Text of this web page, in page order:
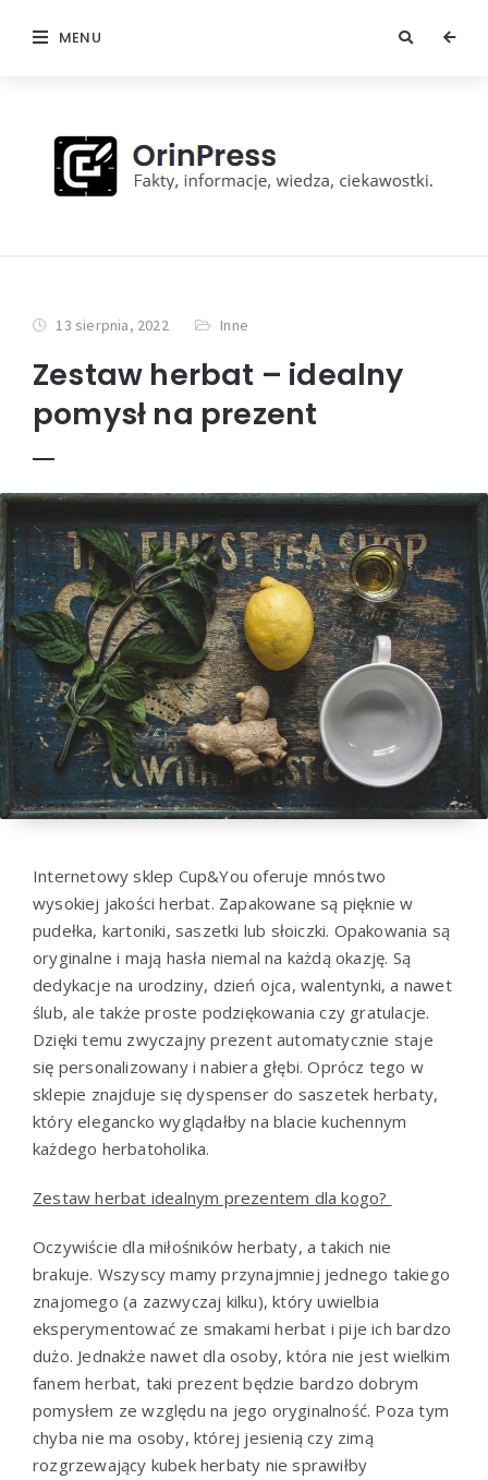
MENU
13 sierpnia, 2022 Inne
Zestaw herbat – idealny
pomysł na prezent
Internetowy sklep Cup&You oferuje mnóstwo
wysokiej jakości herbat. Zapakowane są pięknie w
pudełka, kartoniki, saszetki lub słoiczki. Opakowania są
oryginalne i mają hasła niemal na każdą okazję. Są
dedykacje na urodziny, dzień ojca, walentynki, a nawet
ślub, ale także proste podziękowania czy gratulacje.
Dzięki temu zwyczajny prezent automatycznie staje
się personalizowany i nabiera głębi. Oprócz tego w
sklepie znajduje się dyspenser do saszetek herbaty,
który elegancko wyglądałby na blacie kuchennym
każdego herbatoholika.
Zestaw herbat idealnym prezentem dla kogo?
Oczywiście dla miłośników herbaty, a takich nie
brakuje. Wszyscy mamy przynajmniej jednego takiego
znajomego (a zazwyczaj kilku), który uwielbia
eksperymentować ze smakami herbat i pije ich bardzo
dużo. Jednakże nawet dla osoby, która nie jest wielkim
fanem herbat, taki prezent będzie bardzo dobrym
pomysłem ze względu na jego oryginalność. Poza tym
chyba nie ma osoby, której jesienią czy zimą
rozgrzewający kubek herbaty nie sprawiłby